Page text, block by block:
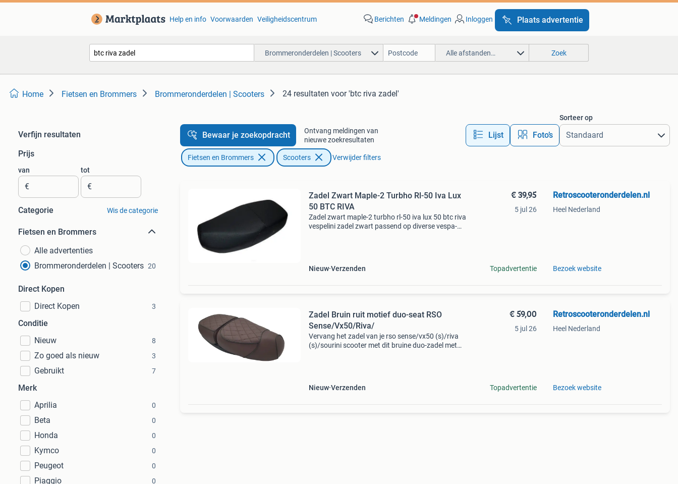
Help en info Voorwaarden Veiligheidscentrum Berichten Meldingen Inloggen Plaats advertentie
Brommeronderdelen | Scooters Alle afstanden… Zoek
Home Fietsen en Brommers Brommeronderdelen | Scooters 24 resultaten voor 'btc riva zadel'
Verfijn resultaten
Prijs
van
€
tot
€
Categorie Wis de categorie
Fietsen en Brommers
Alle advertenties
Brommeronderdelen | Scooters 20
Direct Kopen
Direct Kopen
3
Conditie
Nieuw
8
Zo goed als nieuw 3
Gebruikt 7
Merk
Aprilia
0
Beta 0
Honda 0
Kymco 0
Peugeot 0
Piaggio 0
Bewaar je zoekopdracht
Ontvang meldingen van
nieuwe zoekresultaten
Lijst Foto’s
Sorteer op
Fietsen en Brommers Scooters Verwijder filters
Zadel Zwart Maple-2 Turbho Rl-50 Iva Lux
50 BTC RIVA
Zadel zwart maple-2 turbho rl-50 iva lux 50 btc riva
vespelini zadel zwart passend op diverse vespa-
Nieuw Verzenden
€ 39,95
5 jul 26
Topadvertentie
Retroscooteronderdelen.nl
Heel Nederland
Bezoek website
Zadel Bruin ruit motief duo-seat RSO
Sense/Vx50/Riva/
Vervang het zadel van je rso sense/vx50 (s)/riva
(s)/sourini scooter met dit bruine duo-zadel met
Nieuw Verzenden
€ 59,00
5 jul 26
Topadvertentie
Retroscooteronderdelen.nl
Heel Nederland
Bezoek website